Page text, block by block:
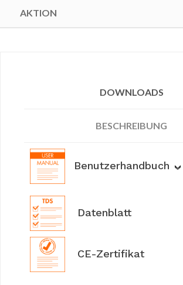
DOWNLOADS
BESCHREIBUNG
Benutzerhandbuch
Datenblatt
CE-Zertifikat